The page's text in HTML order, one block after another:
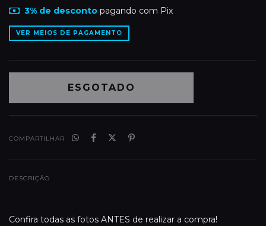
3% de descontopagando com Pix
VER MEIOS DE PAGAMENTO
COMPARTILHAR
DESCRIÇÃO
Confira todas as fotos ANTES de realizar a compra!